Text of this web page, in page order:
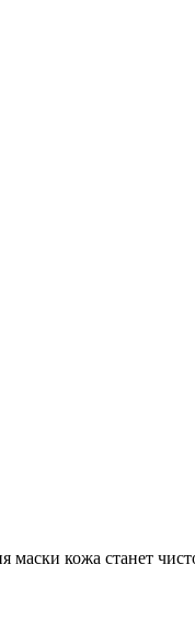
кожа станет